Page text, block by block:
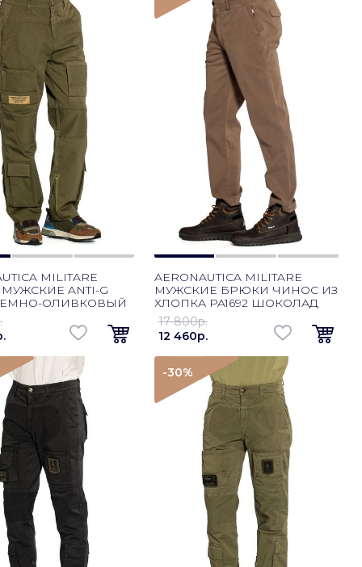
MILITARE
ANTI-G
ТЕМНО-ОЛИВКОВЫЙ
AERONAUTICA MILITARE
МУЖСКИЕ БРЮКИ ЧИНОС ИЗ
ХЛОПКА PA1692 ШОКОЛАД
17 800p.
12 460p.
-30%